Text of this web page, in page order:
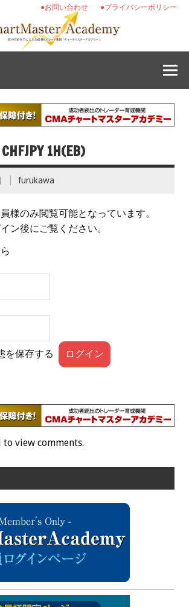
●プライバシーポリシー
●お問い合わせ
1H(EB)
furukawa
様のみ閲覧可能となっています。
ン後にご覧ください。
を保存する
to view comments.